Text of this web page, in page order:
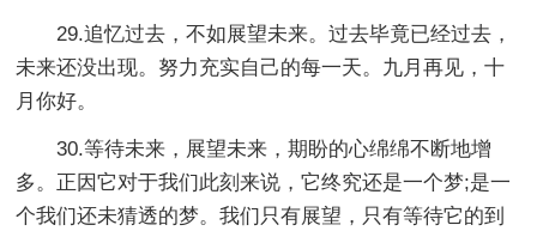
29.追忆过去，不如展望未来。过去毕竟已经过去，
未来还没出现。努力充实自己的每一天。九月再见，十
月你好。
30.等待未来，展望未来，期盼的心绵绵不断地增
多。正因它对于我们此刻来说，它终究还是一个梦;是一
个我们还未猜透的梦。我们只有展望，只有等待它的到